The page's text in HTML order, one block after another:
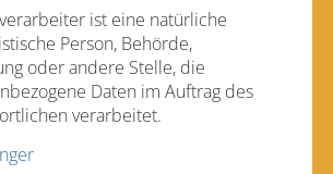
ist eine natürliche
Person, Behörde,
oder andere Stelle, die
Daten im Auftrag des
verarbeitet.